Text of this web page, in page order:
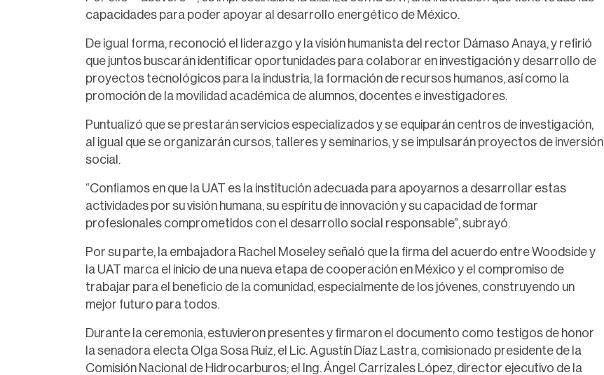
capacidades para poder apoyar al desarrollo energético de México.
De igual forma, reconoció el liderazgo y la visión humanista del rector Dámaso Anaya, y refirió
que juntos buscarán identificar oportunidades para colaborar en investigación y desarrollo de
proyectos tecnológicos para la industria, la formación de recursos humanos, así como la
promoción de la movilidad académica de alumnos, docentes e investigadores.
Puntualizó que se prestarán servicios especializados y se equiparán centros de investigación,
al igual que se organizarán cursos, talleres y seminarios, y se impulsarán proyectos de inversión
social.
“Confiamos en que la UAT es la institución adecuada para apoyarnos a desarrollar estas
actividades por su visión humana, su espíritu de innovación y su capacidad de formar
profesionales comprometidos con el desarrollo social responsable”, subrayó.
Por su parte, la embajadora Rachel Moseley señaló que la firma del acuerdo entre Woodside y
la UAT marca el inicio de una nueva etapa de cooperación en México y el compromiso de
trabajar para el beneficio de la comunidad, especialmente de los jóvenes, construyendo un
mejor futuro para todos.
Durante la ceremonia, estuvieron presentes y firmaron el documento como testigos de honor
la senadora electa Olga Sosa Ruíz, el Lic. Agustín Díaz Lastra, comisionado presidente de la
Comisión Nacional de Hidrocarburos; el Ing. Ángel Carrizales López, director ejecutivo de la